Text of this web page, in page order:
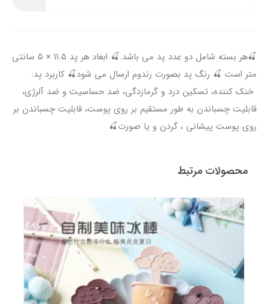
🍒هر بسته شامل دو عدد پد می باشد.🍒 ابعاد هر پد ۱۱.۵ × ۵ سانتی
متر است 🍒 رنگ پد بصورت رندوم ارسال می شود🍒 کاربرد پد:
خنک کننده، تسکین درد و گرمازدگی، ضد حساسیت و ضد آلرژی،
قابلیت چسباندن به طور مستقیم بر روی پوست، قابلیت چسباندن بر
روی پوست پیشانی ، گردن و یا صورت🍒
محصولات مرتبط